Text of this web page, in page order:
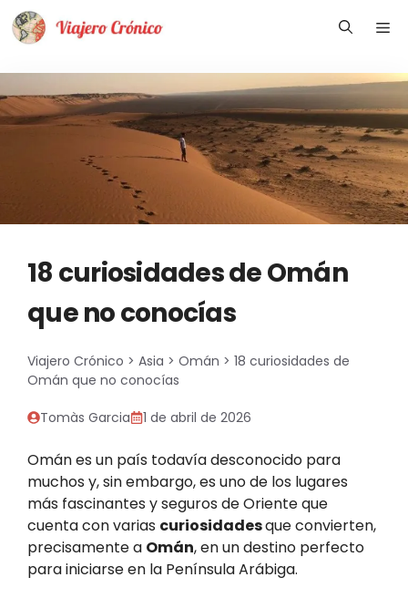
Saltar
18 curiosidades de Omán
que no conocías
Viajero Crónico > Asia > Omán > 18 curiosidades de
Omán que no conocías
Tomàs Garcia 1 de abril de 2026
Omán es un país todavía desconocido para
muchos y, sin embargo, es uno de los lugares
más fascinantes y seguros de Oriente que
cuenta con varias curiosidadesque convierten,
precisamente a Omán, en un destino perfecto
para iniciarse en la Península Arábiga.